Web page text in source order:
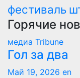
фестиваль
Горячие
медиа Tribune
Гол за два
Май 19, 2026 en